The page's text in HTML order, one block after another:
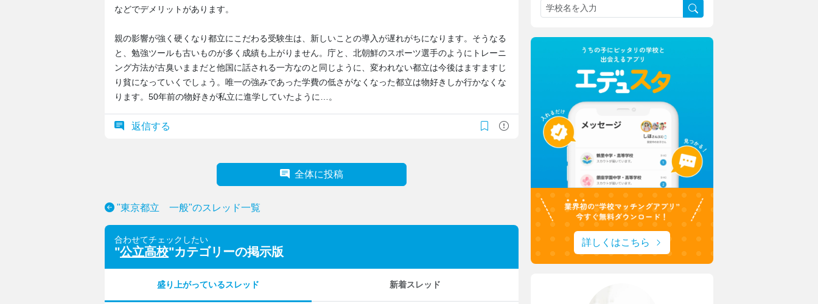
などでデメリットがあります。
親の影響が強く硬くなり都立にこだわる受験生は、新しいことの導入が遅れがちになります。そうなる
と、勉強ツールも古いものが多く成績も上がりません。庁と、北朝鮮のスポーツ選手のようにトレーニ
ング方法が古臭いままだと他国に話される一方なのと同じように、変われない都立は今後はますますじ
り貧になっていくでしょう。唯一の強みであった学費の低さがなくなった都立は物好きしか行かなくな
ります。50年前の物好きが私立に進学していたように…。
返信する
全体に投稿
"東京都立 一般"のスレッド一覧
合わせてチェックしたい
"公立高校"カテゴリーの掲示版
盛り上がっているスレッド 新着スレッド
詳しくはこちら